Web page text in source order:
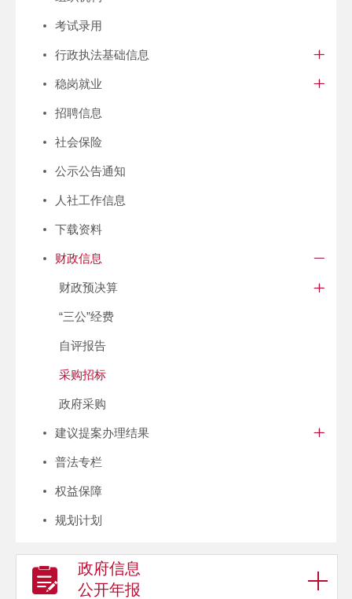
考试录用
行政执法基础信息
稳岗就业
招聘信息
社会保险
公示公告通知
人社工作信息
下载资料
财政信息
财政预决算
“三公”经费
自评报告
采购招标
政府采购
建议提案办理结果
普法专栏
权益保障
规划计划
政府信息
公开年报